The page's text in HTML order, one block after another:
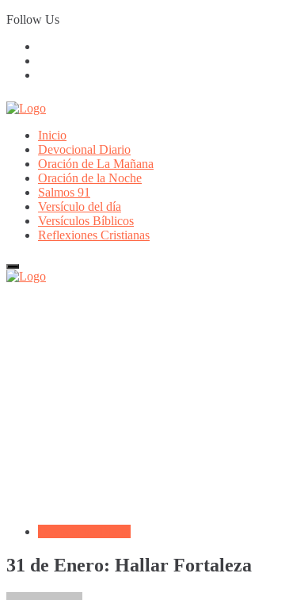
Skip
to
Follow Us
Inicio
Devocional Diario
Oración de La Mañana
Oración de la Noche
Salmos 91
Versículo del día
Versículos Bíblicos
Reflexiones Cristianas
31 de Enero: Hallar Fortaleza